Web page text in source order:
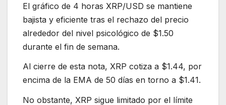
El gráfico de 4 horas XRP/USD se mantiene
bajista y eficiente tras el rechazo del precio
alrededor del nivel psicológico de $1.50
durante el fin de semana.
Al cierre de esta nota, XRP cotiza a $1.44, por
encima de la EMA de 50 días en torno a $1.41.
No obstante, XRP sigue limitado por el límite